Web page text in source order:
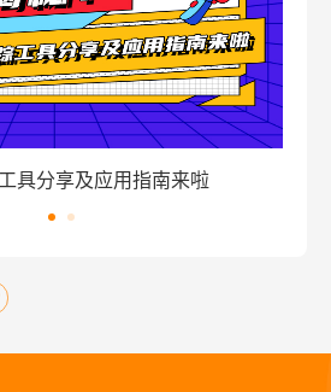
激活程序 盗取用户资金